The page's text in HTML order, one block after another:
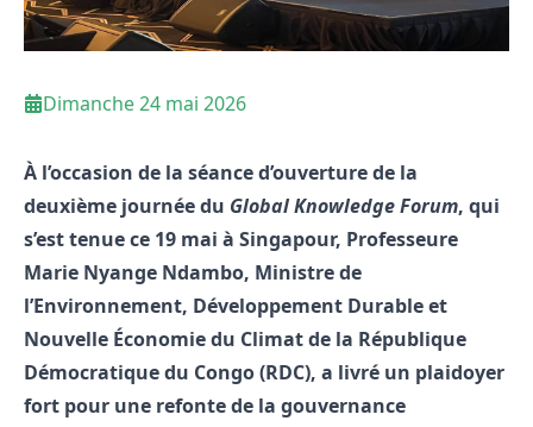
Dimanche 24 mai 2026
À l’occasion de la séance d’ouverture de la
deuxième journée du Global Knowledge Forum, qui
s’est tenue ce 19 mai à Singapour, Professeure
Marie Nyange Ndambo, Ministre de
l’Environnement, Développement Durable et
Nouvelle Économie du Climat de la République
Démocratique du Congo (RDC), a livré un plaidoyer
fort pour une refonte de la gouvernance